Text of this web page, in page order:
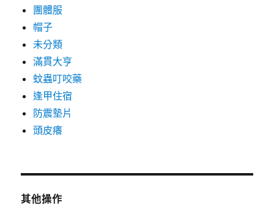
團體服
帽子
未分類
滿貫大亨
蚊蟲叮咬藥
逢甲住宿
防震墊片
頭皮癢
其他操作